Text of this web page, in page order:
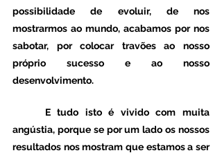
possibilidade de evoluir, de nos
mostrarmos ao mundo, acabamos por nos
sabotar, por colocar travões ao nosso
próprio sucesso e ao nosso
desenvolvimento.
angústia, porque se por um lado os nossos
resultados nos mostram que estamos a ser